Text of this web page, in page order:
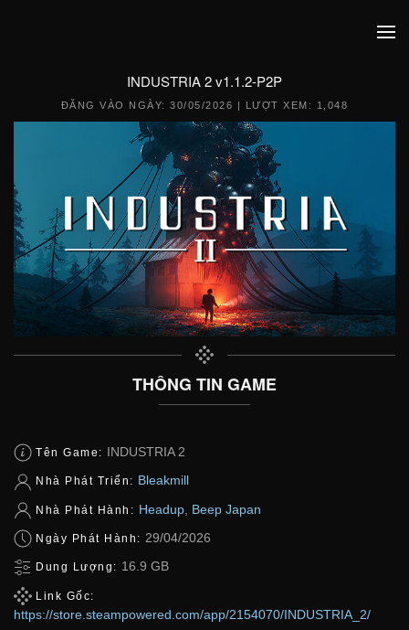
INDUSTRIA 2 v1.1.2-P2P
ĐĂNG VÀO NGÀY:30/05/2026 | LƯỢT XEM: 1,048
THÔNG TIN GAME
Tên Game: INDUSTRIA 2
Nhà Phát Triển: Bleakmill
Nhà Phát Hành: Headup, Beep Japan
Ngày Phát Hành: 29/04/2026
Dung Lượng: 16.9 GB
Link Gốc:
https://store.steampowered.com/app/2154070/INDUSTRIA_2/